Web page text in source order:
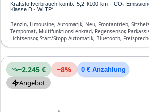
Kraftstoffverbrauch komb. 5,2 l/100 km · CO₂-
Klasse D · WLTP*
Benzin, Limousine, Automatik, Neu, Frontantrieb,
Tempomat, Multifunktionslenkrad, Regensensor,
Lichtsensor, Start/Stopp-Automatik, Bluetooth,
Verkehrszeichen-Erkennung, ESP, ABS, Klimaanlage,
−2.245 € −8% 0 € Anzahlung
Angebot